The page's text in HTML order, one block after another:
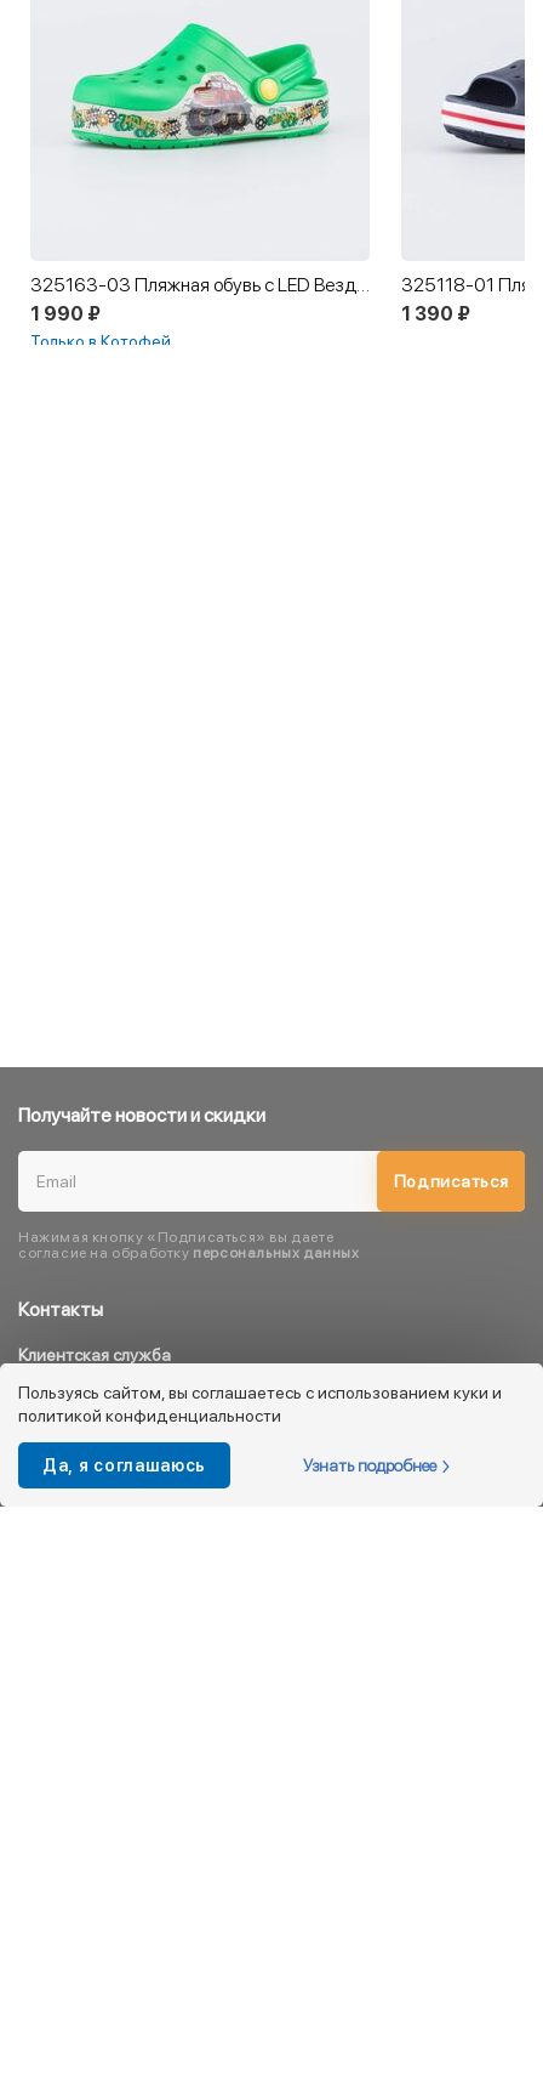
325163-03 Пляжная обувь с LED Вездеход
1 990 ₽
Только в Котофей
1 390 ₽
Контакты
Клиентская служба
8 800 333 08 45
info@kotofey.ru
Магазины в Москва (50)
Получайте новости и скидки
Подписаться
Нажимая кнопку «Подписаться» вы даете
согласие на обработку персональных данных
Пользуясь сайтом, вы соглашаетесь с использованием куки и
политикой конфиденциальности
Да, я соглашаюсь Узнать подробнее